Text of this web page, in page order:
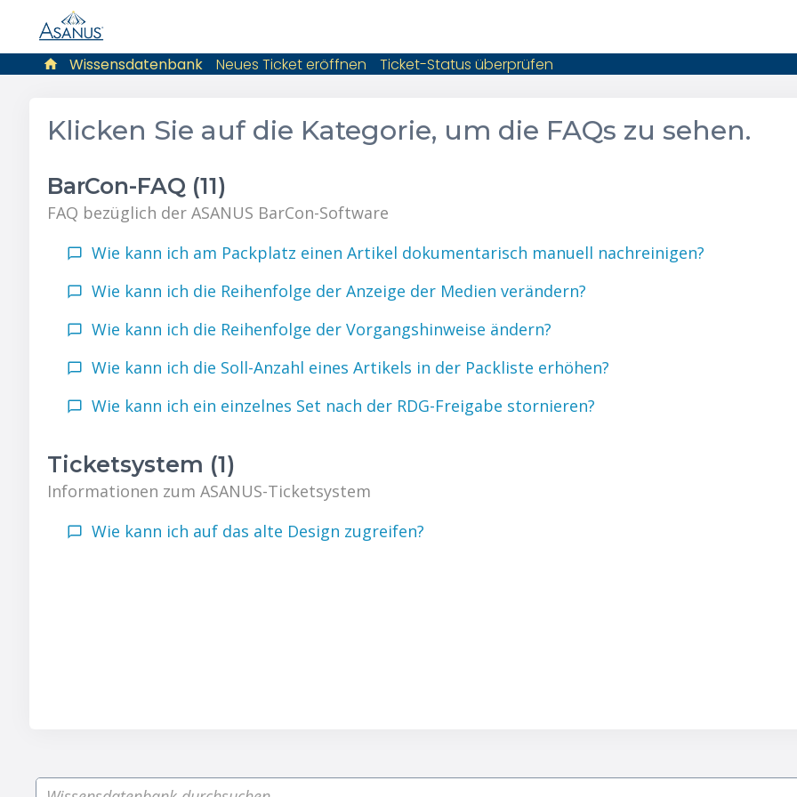
Wissensdatenbank Neues Ticket eröffnen Ticket-Status überprüfen
Klicken Sie auf die Kategorie, um die FAQs zu sehen.
BarCon-FAQ (11)
FAQ bezüglich der ASANUS BarCon-Software
Wie kann ich am Packplatz einen Artikel dokumentarisch manuell nachreinigen?
Wie kann ich die Reihenfolge der Anzeige der Medien verändern?
Wie kann ich die Reihenfolge der Vorgangshinweise ändern?
Wie kann ich die Soll-Anzahl eines Artikels in der Packliste erhöhen?
Wie kann ich ein einzelnes Set nach der RDG-Freigabe stornieren?
Ticketsystem (1)
Informationen zum ASANUS-Ticketsystem
Wie kann ich auf das alte Design zugreifen?